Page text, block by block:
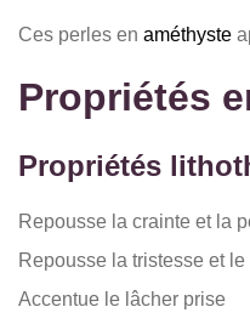
Ces perles en améthyste
Propriétés
Propriétés
Repousse la crainte et la
Repousse la tristesse et le
Accentue le lâcher prise